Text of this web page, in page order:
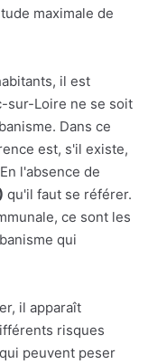
maximale de
il est
sur-Loire ne se soit
Dans ce
est, s'il existe,
l'absence de
qu'il faut se référer.
ce sont les
qui
il apparaît
risques
peuvent peser